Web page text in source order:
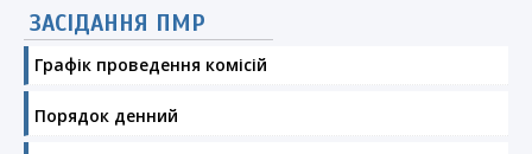
ЗАСІДАННЯ ПМР
Графік проведення комісій
Порядок денний